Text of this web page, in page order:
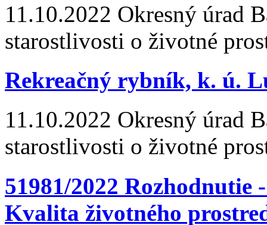
11.10.2022 Okresný úrad
starostlivosti o životné
Rekreačný rybník, k. ú.
11.10.2022 Okresný úrad
starostlivosti o životné
51981/2022 Rozhodnutie
Kvalita životného